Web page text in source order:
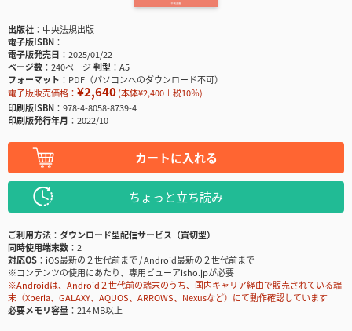
出版社
中央法規出版
電子版ISBN
電子版発売日
2025/01/22
ページ数
240ページ判型
A5
フォーマット
PDF（パソコンへのダウンロード不可）
電子版販売価格： ¥2,640(本体¥2,400＋税10％)
印刷版ISBN
978-4-8058-8739-4
印刷版発行年月
2022/10
カートに入れる
ちょっと立ち読み
ご利用方法
ダウンロード型配信サービス（買切型）
同時使用端末数
2
対応OS
iOS最新の２世代前まで / Android最新の２世代前まで
※コンテンツの使用にあたり、専用ビューアisho.jpが必要
※Androidは、Android２世代前の端末のうち、国内キャリア経由で販売されている端
末（Xperia、GALAXY、AQUOS、ARROWS、Nexusなど）にて動作確認しています
必要メモリ容量
214 MB以上